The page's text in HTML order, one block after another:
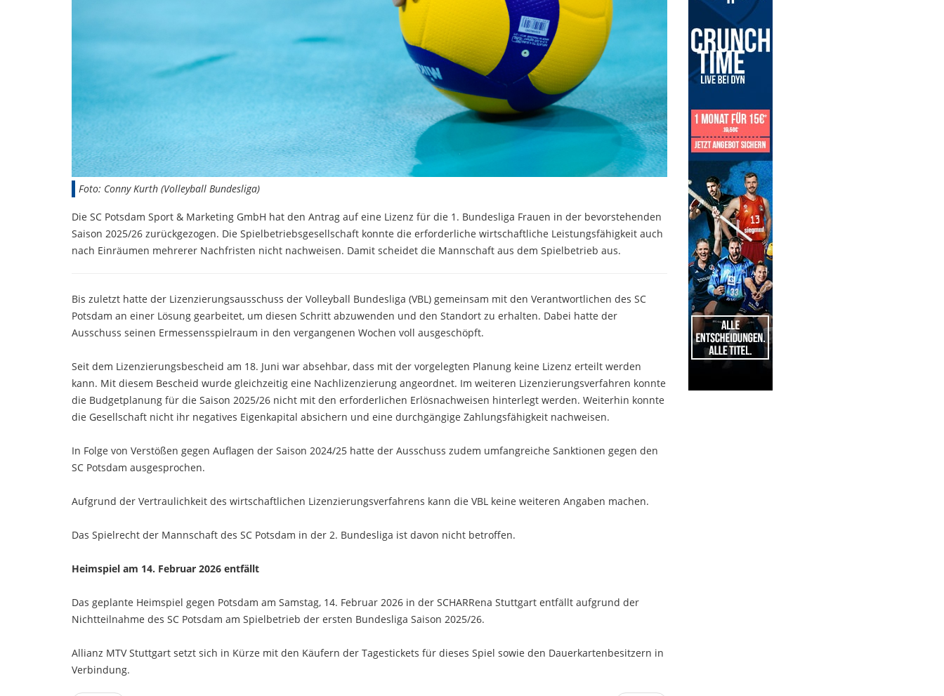
Foto: Conny Kurth (Volleyball Bundesliga)
Die SC Potsdam Sport & Marketing GmbH hat den Antrag auf eine Lizenz für die 1. Bundesliga Frauen in der bevorstehenden
Saison 2025/26 zurückgezogen. Die Spielbetriebsgesellschaft konnte die erforderliche wirtschaftliche Leistungsfähigkeit auch
nach Einräumen mehrerer Nachfristen nicht nachweisen. Damit scheidet die Mannschaft aus dem Spielbetrieb aus.
Bis zuletzt hatte der Lizenzierungsausschuss der Volleyball Bundesliga (VBL) gemeinsam mit den Verantwortlichen des SC
Potsdam an einer Lösung gearbeitet, um diesen Schritt abzuwenden und den Standort zu erhalten. Dabei hatte der
Ausschuss seinen Ermessensspielraum in den vergangenen Wochen voll ausgeschöpft.
Seit dem Lizenzierungsbescheid am 18. Juni war absehbar, dass mit der vorgelegten Planung keine Lizenz erteilt werden
kann. Mit diesem Bescheid wurde gleichzeitig eine Nachlizenzierung angeordnet. Im weiteren Lizenzierungsverfahren konnte
die Budgetplanung für die Saison 2025/26 nicht mit den erforderlichen Erlösnachweisen hinterlegt werden. Weiterhin konnte
die Gesellschaft nicht ihr negatives Eigenkapital absichern und eine durchgängige Zahlungsfähigkeit nachweisen.
In Folge von Verstößen gegen Auflagen der Saison 2024/25 hatte der Ausschuss zudem umfangreiche Sanktionen gegen den
SC Potsdam ausgesprochen.
Aufgrund der Vertraulichkeit des wirtschaftlichen Lizenzierungsverfahrens kann die VBL keine weiteren Angaben machen.
Das Spielrecht der Mannschaft des SC Potsdam in der 2. Bundesliga ist davon nicht betroffen.
Heimspiel am 14. Februar 2026 entfällt
Das geplante Heimspiel gegen Potsdam am Samstag, 14. Februar 2026 in der SCHARRena Stuttgart entfällt aufgrund der
Nichtteilnahme des SC Potsdam am Spielbetrieb der ersten Bundesliga Saison 2025/26.
Allianz MTV Stuttgart setzt sich in Kürze mit den Käufern der Tagestickets für dieses Spiel sowie den Dauerkartenbesitzern in
Verbindung.